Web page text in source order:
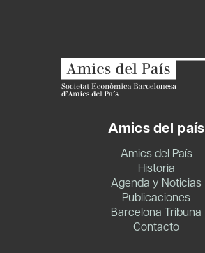
Amics del país
Amics del País
Historia
Agenda y Noticias
Publicaciones
Barcelona Tribuna
Contacto